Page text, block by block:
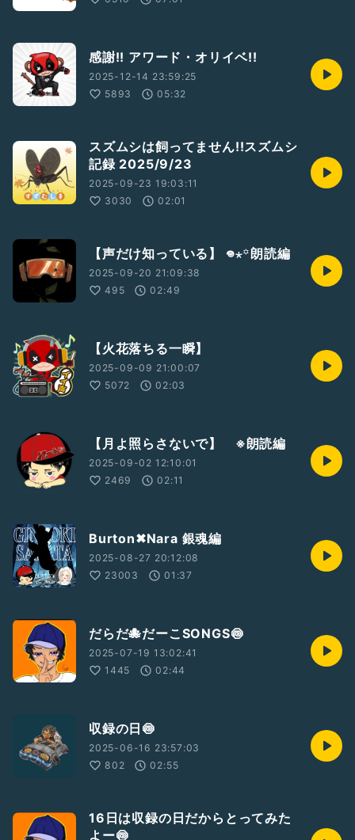
感謝!! アワード・オリイベ!!
2025-12-14 23:59:25
5893
05:32
スズムシは飼ってません!!スズムシ
記録 2025/9/23
2025-09-23 19:03:11
3030
02:01
【声だけ知っている】 𖦹⋆꙳‎朗読編
2025-09-20 21:09:38
495
02:49
【火花落ちる一瞬】
2025-09-09 21:00:07
5072
02:03
【月よ照らさないで】 ※朗読編
2025-09-02 12:10:01
2469
02:11
Burton✖︎Nara 銀魂編
2025-08-27 20:12:08
23003
01:37
だらだ🐙だーこSONGS🍥
2025-07-19 13:02:41
1445
02:44
収録の日🍥
2025-06-16 23:57:03
802
02:55
16日は収録の日だからとってみた
よー🍥